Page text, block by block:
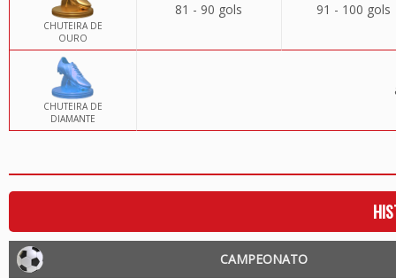
CHUTEIRA DE
OURO
81 - 90 gols 91 - 100 gols
CHUTEIRA DE
DIAMANTE
CAMPEONATO